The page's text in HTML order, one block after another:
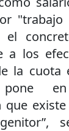
el
a los
la cuota
que